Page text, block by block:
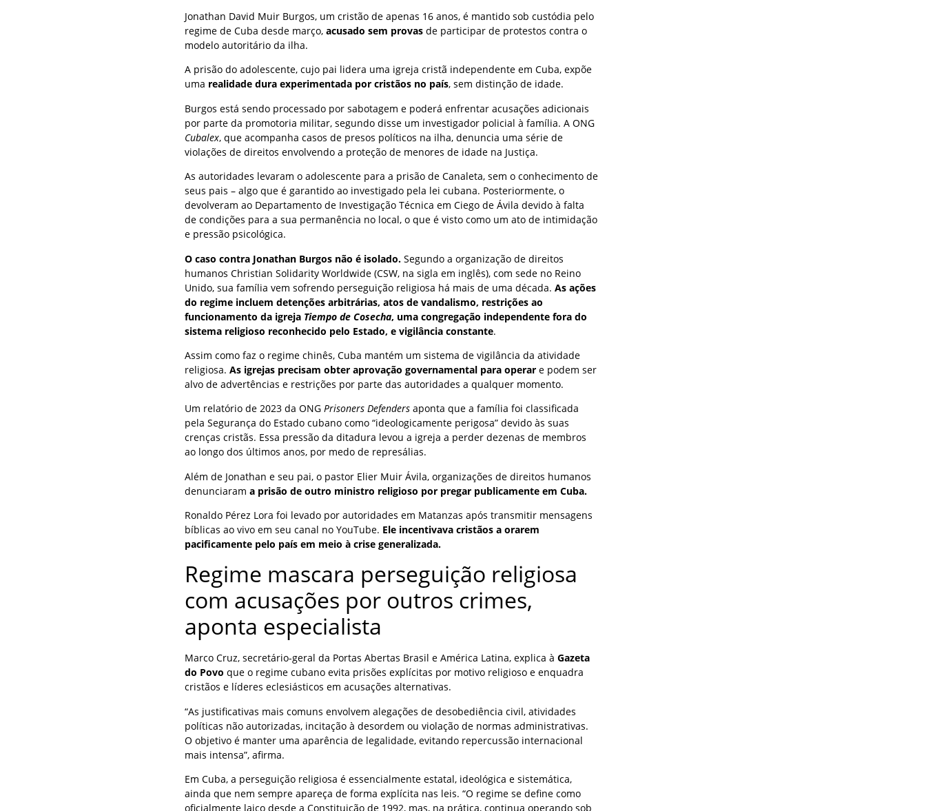
Jonathan David Muir Burgos, um cristão de apenas 16 anos, é mantido sob custódia pelo
regime de Cuba desde março, acusado sem provas de participar de protestos contra o
modelo autoritário da ilha.
A prisão do adolescente, cujo pai lidera uma igreja cristã independente em Cuba, expõe
uma realidade dura experimentada por cristãos no país, sem distinção de idade.
Burgos está sendo processado por sabotagem e poderá enfrentar acusações adicionais
por parte da promotoria militar, segundo disse um investigador policial à família. A ONG
Cubalex, que acompanha casos de presos políticos na ilha, denuncia uma série de
violações de direitos envolvendo a proteção de menores de idade na Justiça.
As autoridades levaram o adolescente para a prisão de Canaleta, sem o conhecimento de
seus pais – algo que é garantido ao investigado pela lei cubana. Posteriormente, o
devolveram ao Departamento de Investigação Técnica em Ciego de Ávila devido à falta
de condições para a sua permanência no local, o que é visto como um ato de intimidação
e pressão psicológica.
O caso contra Jonathan Burgos não é isolado. Segundo a organização de direitos
humanos Christian Solidarity Worldwide (CSW, na sigla em inglês), com sede no Reino
Unido, sua família vem sofrendo perseguição religiosa há mais de uma década. As ações
do regime incluem detenções arbitrárias, atos de vandalismo, restrições ao
funcionamento da igreja Tiempo de Cosecha, uma congregação independente fora do
sistema religioso reconhecido pelo Estado, e vigilância constante.
Assim como faz o regime chinês, Cuba mantém um sistema de vigilância da atividade
religiosa. As igrejas precisam obter aprovação governamental para operar e podem ser
alvo de advertências e restrições por parte das autoridades a qualquer momento.
Um relatório de 2023 da ONG Prisoners Defenders aponta que a família foi classificada
pela Segurança do Estado cubano como “ideologicamente perigosa” devido às suas
crenças cristãs. Essa pressão da ditadura levou a igreja a perder dezenas de membros
ao longo dos últimos anos, por medo de represálias.
Além de Jonathan e seu pai, o pastor Elier Muir Ávila, organizações de direitos humanos
denunciaram a prisão de outro ministro religioso por pregar publicamente em Cuba.
Ronaldo Pérez Lora foi levado por autoridades em Matanzas após transmitir mensagens
bíblicas ao vivo em seu canal no YouTube. Ele incentivava cristãos a orarem
pacificamente pelo país em meio à crise generalizada.
Regime mascara perseguição religiosa
com acusações por outros crimes,
aponta especialista
Marco Cruz, secretário-geral da Portas Abertas Brasil e América Latina, explica à Gazeta
do Povo que o regime cubano evita prisões explícitas por motivo religioso e enquadra
cristãos e líderes eclesiásticos em acusações alternativas.
“As justificativas mais comuns envolvem alegações de desobediência civil, atividades
políticas não autorizadas, incitação à desordem ou violação de normas administrativas.
O objetivo é manter uma aparência de legalidade, evitando repercussão internacional
mais intensa”, afirma.
Em Cuba, a perseguição religiosa é essencialmente estatal, ideológica e sistemática,
ainda que nem sempre apareça de forma explícita nas leis. “O regime se define como
oficialmente laico desde a Constituição de 1992, mas, na prática, continua operando sob